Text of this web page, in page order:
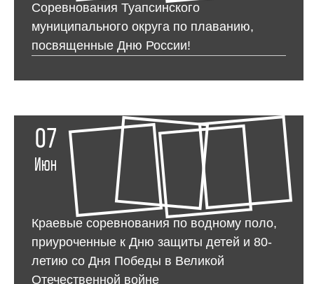
Соревнования Туапсинского
муниципального округа по плаванию,
посвященные Дню России!
07
Июн
Краевые соревнования по водному поло,
приуроченные к Дню защиты детей и 80-
летию со Дня Победы в Великой
Отечественной войне